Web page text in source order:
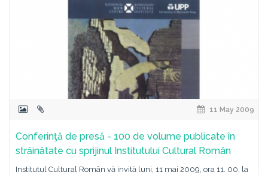
11 May 2009
Conferinţă de presă - 100 de volume publicate în
străinătate cu sprijinul Institutului Cultural Român
Institutul Cultural Român vă invită luni, 11 mai 2009, ora 11. 00, la